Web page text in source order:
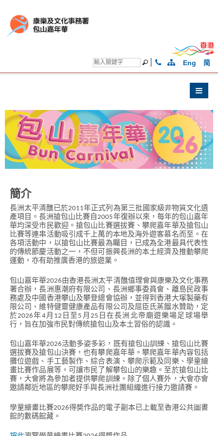
Eng 简
簡介
長洲太平清醮已於2011年正式列為第三批國家級非物質文化遺
產項目。長洲搶包山比賽自2005年復辦以來，每年的包山嘉年
華均深受市民歡迎。搶包山比賽選拔賽、攀爬嘉年華及搶包山
比賽等連串活動吸引成千上萬的本地及海外遊客慕名而至。在
各項活動中，以搶包山比賽最為矚目，已成為全港最具代表性
的傳統節慶活動之一，不但可振興長洲的本土經濟及推動攀爬
運動，亦有助推廣香港的旅遊業。
包山嘉年華2026由香港長洲太平清醮值理會與康樂及文化事務
署合辦，長洲惠潮府有限公司、長洲鄉事委員會、離島民政事
務處及中國香港攀山及攀登總會協辦，並得到香港大塚製藥有
限公司、維特健靈健康產品有限公司及屈臣氏蒸餾水贊助，定
於2026年4月12日至5月25日在長洲北帝廟遊樂場足球場舉
行，旨在加強市民對傳統搶包山及本土習俗的認識。
包山嘉年華2026活動多姿多彩，既有搶包山訓練、搶包山比賽
選拔賽及搶包山決賽，也有攀爬嘉年華。攀爬嘉年華內容包括
攤位遊戲、手工藝製作、綜合表演、攀爬示範及同樂、學童繪
畫比賽作品展等，可讓市民了解攀包山的樂趣。至於搶包山比
賽，大會將為參加者提供攀爬訓練。除了個人賽外，大會亦會
邀請鄰近地區的攀爬好手與長洲社團組織進行接力邀請賽。
學童繪畫比賽2026得奬作品的電子副本已上載至香港公共圖書
館的數碼館藏。